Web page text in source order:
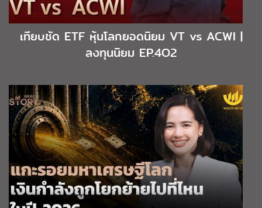
เทียบชัด ETF หุ้นโลกยอดนิยม VT vs ACWI |
ลงทุนนิยม EP.4O2